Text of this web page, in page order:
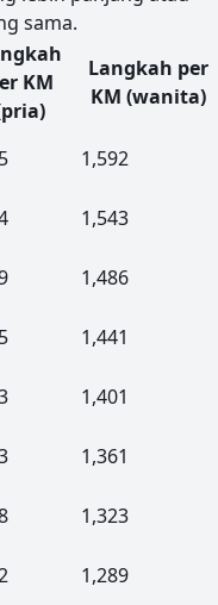
sama.
tinggi untuk pria
KM
Langkah per
KM (wanita)
1,592
1,543
1,486
1,441
1,401
1,361
1,323
1,289